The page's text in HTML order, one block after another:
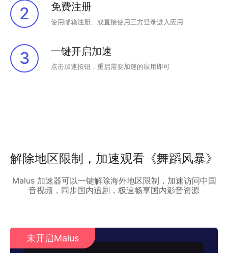
2 免费注册
使用邮箱注册、或直接使用三方登录进入应用
3 一键开启加速
点击加速按钮，重启需要加速的应用即可
解除地区限制，加速观看《舞蹈风暴》
Malus 加速器可以一键解除海外地区限制，加速访问中国
音视频，同步国内追剧，极速畅享国内影音资源
未开启Malus